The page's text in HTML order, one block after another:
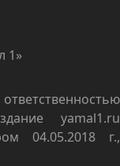
1»
yamal1.ru
04.05.2018 г.,